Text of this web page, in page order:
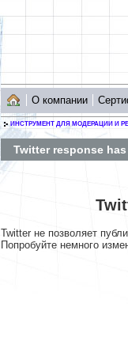
О компании
ИНСТРУМЕНТ ДЛЯ МОДЕРАЦИИ И
Twitter response
Twitter не позволяет
Попробуйте немного